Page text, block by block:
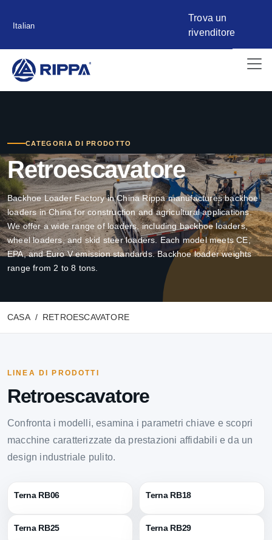
Italian
Trova un
rivenditore
CATEGORIA DI PRODOTTO
Retroescavatore
Backhoe Loader Factory in China Rippa manufactures backhoe
loaders in China for construction and agricultural applications.
We offer a wide range of loaders, including backhoe loaders,
wheel loaders, and skid steer loaders. Each model meets CE,
EPA, and Euro V emission standards. Backhoe loader weights
range from 2 to 8 tons.
CASA RETROESCAVATORE
LINEA DI PRODOTTI
Retroescavatore
Confronta i modelli, esamina i parametri chiave e scopri
macchine caratterizzate da prestazioni affidabili e da un
design industriale pulito.
Terna RB06 Terna RB18
Terna RB25 Terna RB29